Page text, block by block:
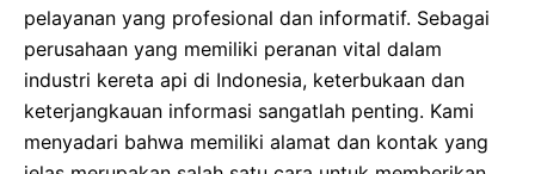
pelayanan yang profesional dan informatif. Sebagai
perusahaan yang memiliki peranan vital dalam
industri kereta api di Indonesia, keterbukaan dan
keterjangkauan informasi sangatlah penting. Kami
menyadari bahwa memiliki alamat dan kontak yang